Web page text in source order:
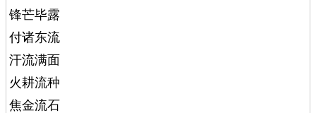
锋芒毕露
付诸东流
汗流满面
火耕流种
焦金流石